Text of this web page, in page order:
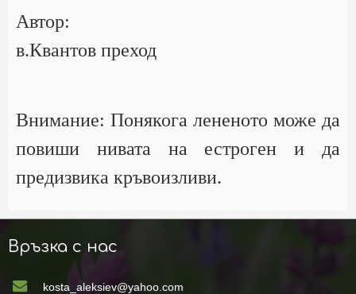
Автор:
в.Квантов преход
Внимание: Понякога лененото може да
повиши нивата на естроген и да
предизвика кръвоизливи.
Връзка с нас
kosta_aleksiev@yahoo.com